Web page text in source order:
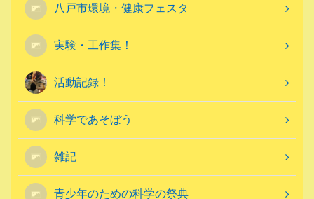
八戸市環境・健康フェスタ
実験・工作集！
活動記録！
科学であそぼう
雑記
青少年のための科学の祭典